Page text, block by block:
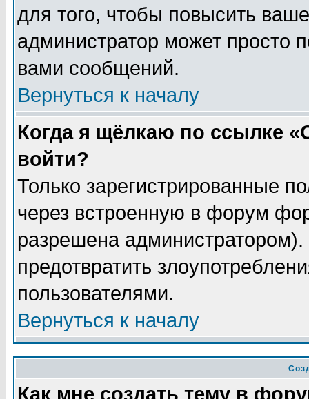
для того, чтобы повысить
администратор может просто
вами сообщений.
Вернуться к началу
Когда я щёлкаю по ссылке
войти?
Только зарегистрированные
через встроенную в форум
разрешена
предотвратить
пользователями.
Вернуться к началу
Как мне создать тему в